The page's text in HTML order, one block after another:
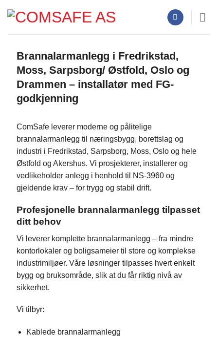
Brannalarmanlegg i Fredrikstad,
Moss, Sarpsborg/ Østfold, Oslo og
Drammen – installatør med FG-
godkjenning
ComSafe leverer moderne og pålitelige
brannalarmanlegg til næringsbygg, borettslag og
industri i Fredrikstad, Sarpsborg, Moss, Oslo og hele
Østfold og Akershus. Vi prosjekterer, installerer og
vedlikeholder anlegg i henhold til NS-3960 og
gjeldende krav – for trygg og stabil drift.
Profesjonelle brannalarmanlegg tilpasset
ditt behov
Vi leverer komplette brannalarmanlegg – fra mindre
kontorlokaler og boligsameier til store og komplekse
industrimiljøer. Våre løsninger tilpasses hvert enkelt
bygg og bruksområde, slik at du får riktig nivå av
sikkerhet.
Vi tilbyr:
Kablede brannalarmanlegg